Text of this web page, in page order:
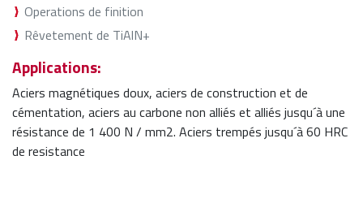
Operations de finition
Rêvetement de TiAlN+
Applications:
Aciers magnétiques doux, aciers de construction et de
cémentation, aciers au carbone non alliés et alliés jusqu´à une
résistance de 1 400 N / mm2. Aciers trempés jusqu´à 60 HRC
de resistance